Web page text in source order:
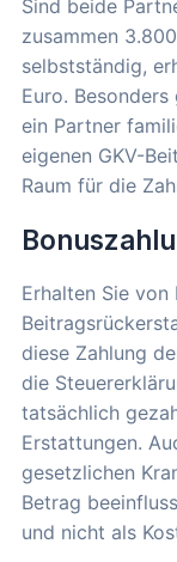
Sind beide
zusammen
selbstständig,
Euro.
ein Partner
eigenen GKV-
Raum für die
Erhalten Sie
diese Zahlung
die
tatsächlich
Erstattungen.
gesetzlichen
Betrag
und nicht als